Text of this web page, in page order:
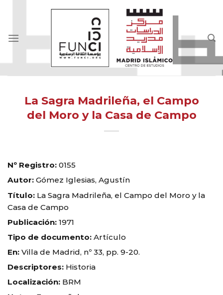
La Sagra Madrileña, el Campo
del Moro y la Casa de Campo
Nº Registro: 0155
Autor: Gómez Iglesias, Agustín
Título: La Sagra Madrileña, el Campo del Moro y la
Casa de Campo
Publicación: 1971
Tipo de documento: Artículo
En: Villa de Madrid, nº 33, pp. 9-20.
Descriptores: Historia
Localización: BRM